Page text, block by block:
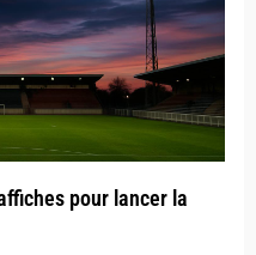
pour lancer la